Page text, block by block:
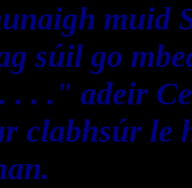
muid
súil go
. . ." adeir
clabhsúr le